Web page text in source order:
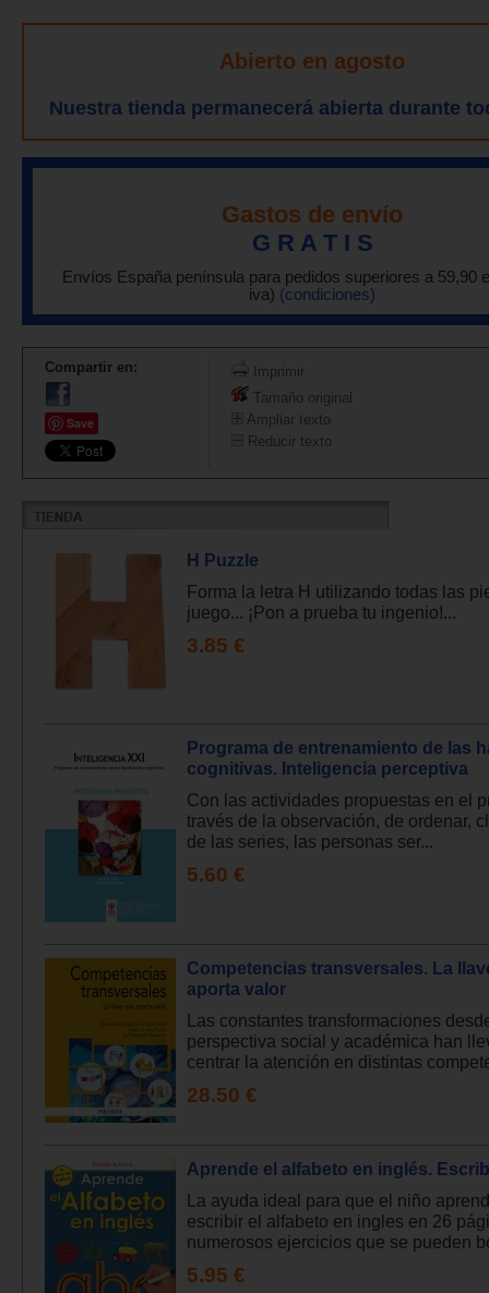
Abierto en agosto
Nuestra tienda permanecerá abierta durante
Gastos de envío
G R A T I S
Envíos España península para pedidos superiores a 59,90
iva) (condiciones)
Compartir en:
Save
Imprimir
Tamaño original
Ampliar texto
Reducir texto
H Puzzle
Forma la letra H utilizando todas las
juego... ¡Pon a prueba tu ingenio!...
3.85 €
Programa de entrenamiento de las
cognitivas. Inteligencia perceptiva
Con las actividades propuestas en el
través de la observación, de ordenar,
de las series, las personas ser...
5.60 €
Competencias transversales. La
aporta valor
Las constantes transformaciones
perspectiva social y académica han
centrar la atención en distintas
28.50 €
Aprende el alfabeto en inglés.
La ayuda ideal para que el niño
escribir el alfabeto en ingles en 26
numerosos ejercicios que se pueden
5.95 €